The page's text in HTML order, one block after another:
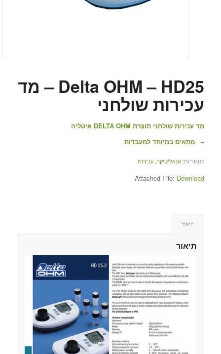
Delta OHM – HD25 – מד
עכירות שולחני
מד עכירות שולחני תוצרת DELTA OHM איטליה
– מתאים במיוחד למעבדות
קטגוריות: אנאליטיקה, עכירות
Attached File: Download
תיאור
תיאור